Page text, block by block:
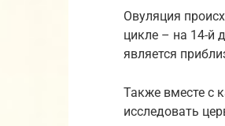
Овуляция
цикле – на 14-й
является
Также вместе с
исследовать